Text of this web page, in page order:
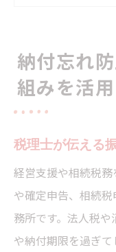
振替納税
法人税・消費
法人税・
消費税中
税理士だから
納付忘れ
組みを活用
税理士が伝える
経営支援や相続税
や確定申告、相続
務所です。法人税や
や納付期限を過ぎ